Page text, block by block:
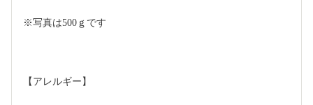
※写真は500ｇです
【アレルギー】